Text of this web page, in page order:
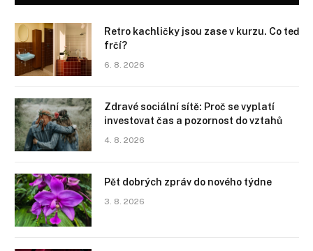
Retro kachličky jsou zase v kurzu. Co teď
frčí?
6. 8. 2026
Zdravé sociální sítě: Proč se vyplatí
investovat čas a pozornost do vztahů
4. 8. 2026
Pět dobrých zpráv do nového týdne
3. 8. 2026